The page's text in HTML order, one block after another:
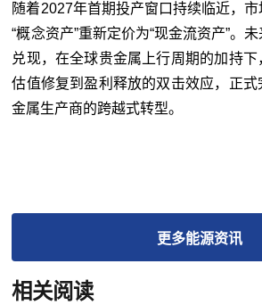
随着2027年首期投产窗口持续临近，
“概念资产”重新定价为“现金流资产”。
兑现，在全球贵金属上行周期的加持
估值修复到盈利释放的双击效应，正
金属生产商的跨越式转型。
更多能源资讯
相关阅读